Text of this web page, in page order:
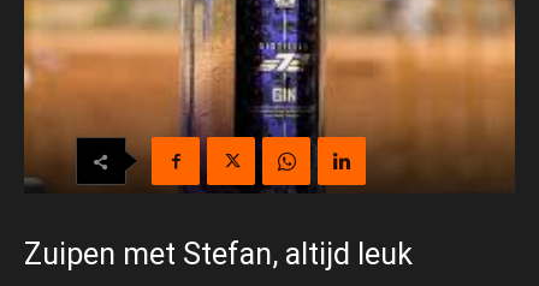
Zuipen met Stefan, altijd leuk